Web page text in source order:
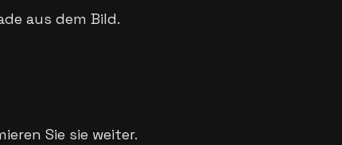
aus dem Bild.
Sie sie weiter.